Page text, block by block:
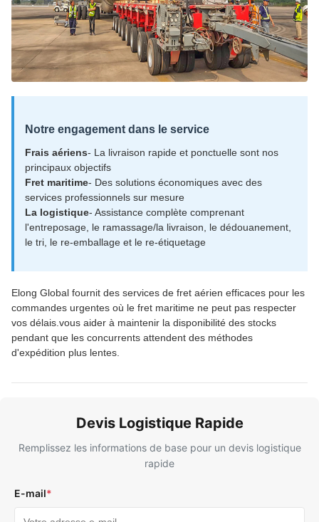
Notre engagement dans le service
Frais aériens- La livraison rapide et ponctuelle sont nos
principaux objectifs
Fret maritime- Des solutions économiques avec des
services professionnels sur mesure
La logistique- Assistance complète comprenant
l'entreposage, le ramassage/la livraison, le dédouanement,
le tri, le re-emballage et le re-étiquetage
Elong Global fournit des services de fret aérien efficaces pour les
commandes urgentes où le fret maritime ne peut pas respecter
vos délais.vous aider à maintenir la disponibilité des stocks
pendant que les concurrents attendent des méthodes
d'expédition plus lentes.
Devis Logistique Rapide
Remplissez les informations de base pour un devis logistique
rapide
E-mail*